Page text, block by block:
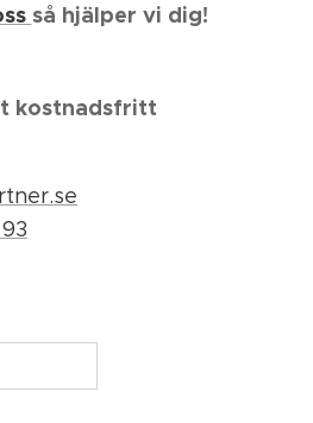
så hjälper vi dig!
kostnadsfritt